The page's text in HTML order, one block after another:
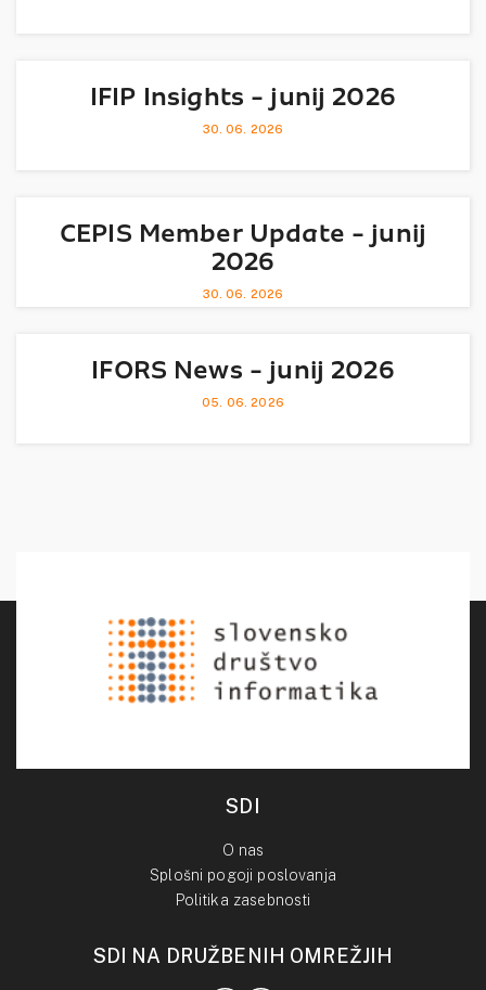
IFIP Insights - junij 2026
30. 06. 2026
CEPIS Member Update - junij
2026
30. 06. 2026
IFORS News - junij 2026
05. 06. 2026
SDI
O nas
Splošni pogoji poslovanja
Politika zasebnosti
SDI NA DRUŽBENIH OMREŽJIH